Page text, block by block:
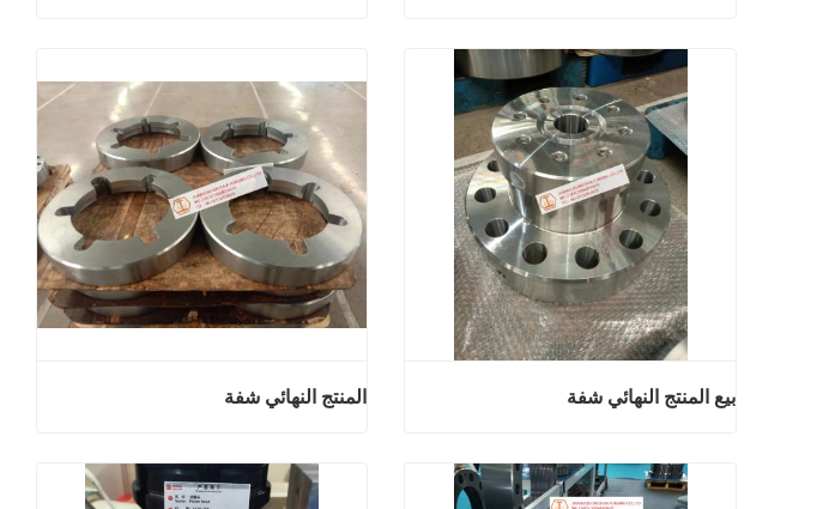
اتصل الآن
شفة على الزيت
اتصل الآن
المنتج النهائي شفة
المنتج النهائي شفة
اتصل الآن
بيع المنتج النهائي شفة
بيع المنتج النهائي شفة
اتصل الآن